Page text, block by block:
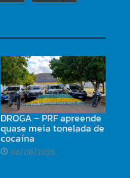
DROGA – PRF apreende
quase meia tonelada de
cocaína
06/08/2026